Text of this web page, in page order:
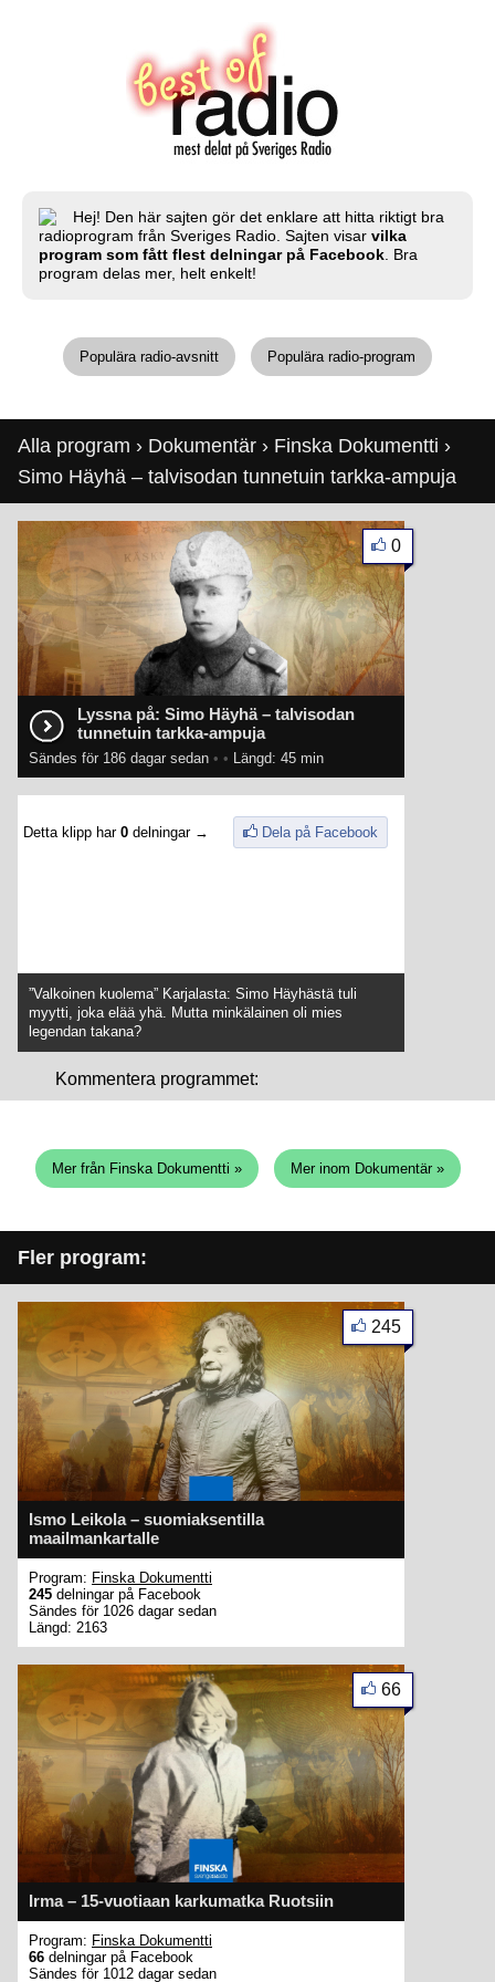
Hej! Den här sajten gör det enklare att hitta riktigt bra
radioprogram från Sveriges Radio. Sajten visar vilka
program som fått flest delningar på Facebook . Bra
program delas mer, helt enkelt!
Populära radio-avsnitt Populära radio-program
Alla program › Dokumentär › Finska Dokumentti ›
Simo Häyhä – talvisodan tunnetuin tarkka-ampuja
Lyssna på: Simo Häyhä – talvisodan
tunnetuin tarkka-ampuja
Sändes för 186 dagar sedan • • Längd: 45 min
0
Detta klipp har 0 delningar → Dela på Facebook
”Valkoinen kuolema” Karjalasta: Simo Häyhästä tuli
myytti, joka elää yhä. Mutta minkälainen oli mies
legendan takana?
Kommentera programmet:
Mer från Finska Dokumentti » Mer inom Dokumentär »
Fler program:
Ismo Leikola – suomiaksentilla
maailmankartalle
245
Program: Finska Dokumentti
245 delningar på Facebook
Sändes för 1026 dagar sedan
Längd: 2163
Irma – 15-vuotiaan karkumatka Ruotsiin
66
Program: Finska Dokumentti
66 delningar på Facebook
Sändes för 1012 dagar sedan